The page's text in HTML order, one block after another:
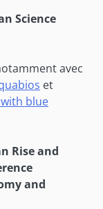
Science
avec
et
blue
Rise and
and